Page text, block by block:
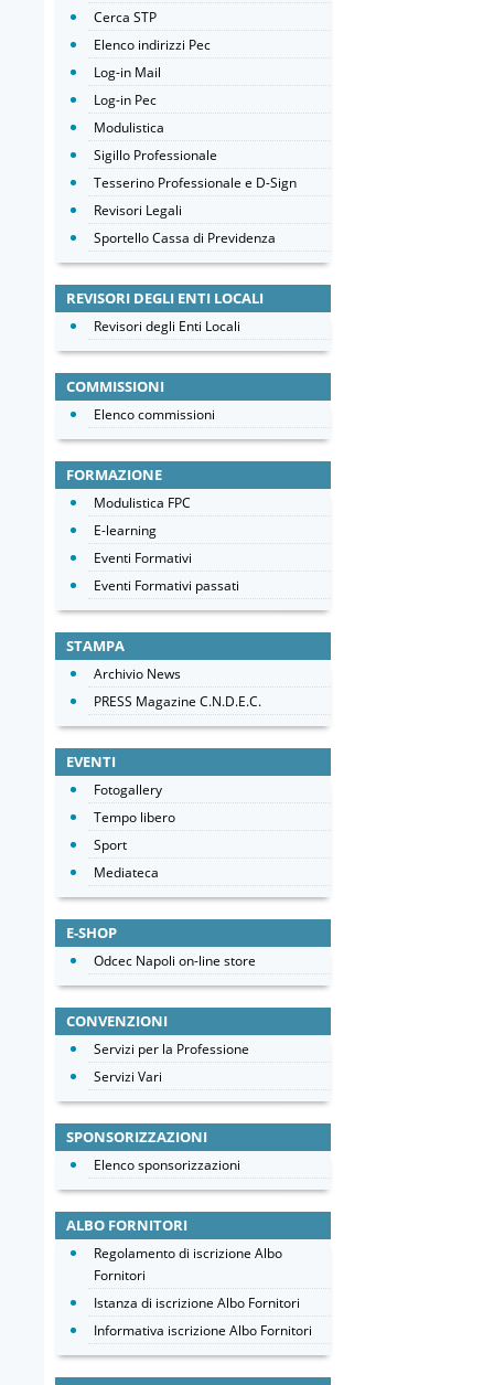
Cerca STP
Elenco indirizzi Pec
Log-in Mail
Log-in Pec
Modulistica
Sigillo Professionale
Tesserino Professionale e D-Sign
Revisori Legali
Sportello Cassa di Previdenza
REVISORI DEGLI ENTI LOCALI
Revisori degli Enti Locali
COMMISSIONI
Elenco commissioni
FORMAZIONE
Modulistica FPC
E-learning
Eventi Formativi
Eventi Formativi passati
STAMPA
Archivio News
PRESS Magazine C.N.D.E.C.
EVENTI
Fotogallery
Tempo libero
Sport
Mediateca
E-SHOP
Odcec Napoli on-line store
CONVENZIONI
Servizi per la Professione
Servizi Vari
SPONSORIZZAZIONI
Elenco sponsorizzazioni
ALBO FORNITORI
Regolamento di iscrizione Albo
Fornitori
Istanza di iscrizione Albo Fornitori
Informativa iscrizione Albo Fornitori